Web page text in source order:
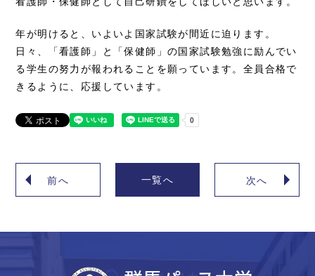
年が明けると、いよいよ国家試験が間近に迫ります。
日々、「看護師」と「保健師」の国家試験勉強に励んでい
る学生の努力が報われることを願っています。全員合格で
きるように、応援しています。
前へ 一覧へ 次へ